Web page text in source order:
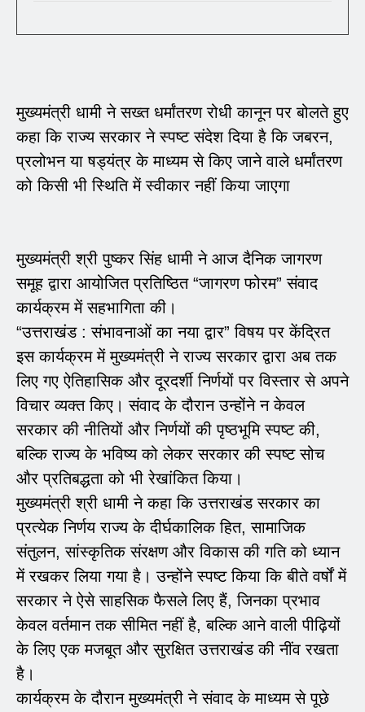
मुख्यमंत्री धामी ने सख्त धर्मांतरण रोधी कानून पर बोलते हुए
कहा कि राज्य सरकार ने स्पष्ट संदेश दिया है कि जबरन,
प्रलोभन या षड्यंत्र के माध्यम से किए जाने वाले धर्मांतरण
को किसी भी स्थिति में स्वीकार नहीं किया जाएगा
मुख्यमंत्री श्री पुष्कर सिंह धामी ने आज दैनिक जागरण
समूह द्वारा आयोजित प्रतिष्ठित “जागरण फोरम” संवाद
कार्यक्रम में सहभागिता की।
“उत्तराखंड : संभावनाओं का नया द्वार” विषय पर केंद्रित
इस कार्यक्रम में मुख्यमंत्री ने राज्य सरकार द्वारा अब तक
लिए गए ऐतिहासिक और दूरदर्शी निर्णयों पर विस्तार से अपने
विचार व्यक्त किए। संवाद के दौरान उन्होंने न केवल
सरकार की नीतियों और निर्णयों की पृष्ठभूमि स्पष्ट की,
बल्कि राज्य के भविष्य को लेकर सरकार की स्पष्ट सोच
और प्रतिबद्धता को भी रेखांकित किया।
मुख्यमंत्री श्री धामी ने कहा कि उत्तराखंड सरकार का
प्रत्येक निर्णय राज्य के दीर्घकालिक हित, सामाजिक
संतुलन, सांस्कृतिक संरक्षण और विकास की गति को ध्यान
में रखकर लिया गया है। उन्होंने स्पष्ट किया कि बीते वर्षों में
सरकार ने ऐसे साहसिक फैसले लिए हैं, जिनका प्रभाव
केवल वर्तमान तक सीमित नहीं है, बल्कि आने वाली पीढ़ियों
के लिए एक मजबूत और सुरक्षित उत्तराखंड की नींव रखता
है।
कार्यक्रम के दौरान मुख्यमंत्री ने संवाद के माध्यम से पूछे